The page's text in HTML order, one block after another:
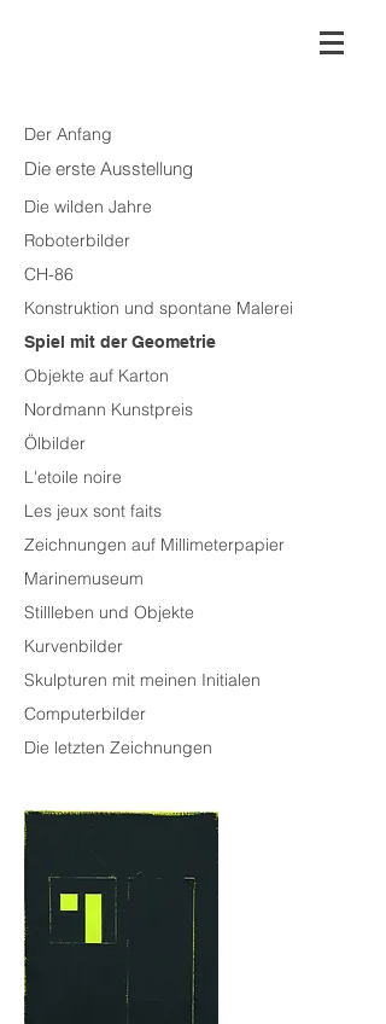
Der Anfang
Die erste Ausstellung
Die wilden Jahre
Roboterbilder
CH-86
Konstruktion und spontane Malerei
Spiel mit der Geometrie
Objekte auf Karton
Nordmann Kunstpreis
Ölbilder
L'etoile noire
Les jeux sont faits
Zeichnungen auf Millimeterpapier
Marinemuseum
Stillleben und Objekte
Kurvenbilder
Skulpturen mit meinen Initialen
Computerbilder
Die letzten Zeichnungen